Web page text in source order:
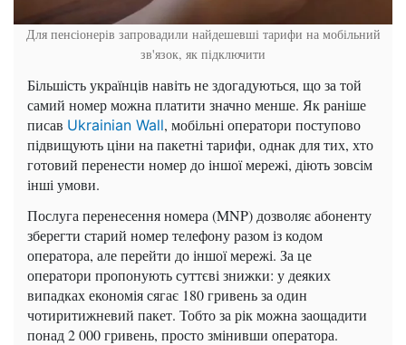
Для пенсіонерів запровадили найдешевші тарифи на мобільний
зв'язок, як підключити
Більшість українців навіть не здогадуються, що за той
самий номер можна платити значно менше. Як раніше
писав Ukrainian Wall, мобільні оператори поступово
підвищують ціни на пакетні тарифи, однак для тих, хто
готовий перенести номер до іншої мережі, діють зовсім
інші умови.
Послуга перенесення номера (MNP) дозволяє абоненту
зберегти старий номер телефону разом із кодом
оператора, але перейти до іншої мережі. За це
оператори пропонують суттєві знижки: у деяких
випадках економія сягає 180 гривень за один
чотиритижневий пакет. Тобто за рік можна заощадити
понад 2 000 гривень, просто змінивши оператора.